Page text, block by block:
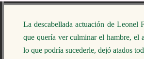
La descabellada actuación de Leonel
que quería ver culminar el hambre, el
lo que podría sucederle, dejó atados